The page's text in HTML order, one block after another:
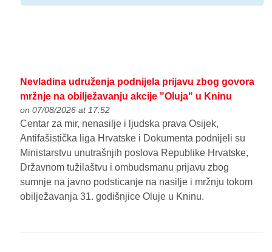
Nevladina udruženja podnijela prijavu zbog govora
mržnje na obilježavanju akcije "Oluja" u Kninu
on 07/08/2026 at 17:52
Centar za mir, nenasilje i ljudska prava Osijek,
Antifašistička liga Hrvatske i Dokumenta podnijeli su
Ministarstvu unutrašnjih poslova Republike Hrvatske,
Državnom tužilaštvu i ombudsmanu prijavu zbog
sumnje na javno podsticanje na nasilje i mržnju tokom
obilježavanja 31. godišnjice Oluje u Kninu.